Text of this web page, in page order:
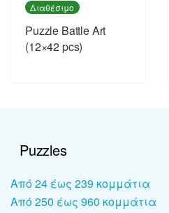
Διαθέσιμο
Puzzle Battle Art
(12×42 pcs)
Puzzles
Από 24 έως 239 κομμάτια
Από 250 έως 960 κομμάτια